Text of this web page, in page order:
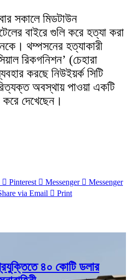
সকালে মিডটাউন
বাইরে গুলি করে হত্যা করা
থম্পসনের হত্যাকারী
রিকগনিশন’ (চেহারা
করছে নিউইয়র্ক সিটি
অবস্থায় পাওয়া একটি
করে দেখেছেন।
Pinterest Messenger
Messenger
via Email Print
৪০ কোটি ডলার